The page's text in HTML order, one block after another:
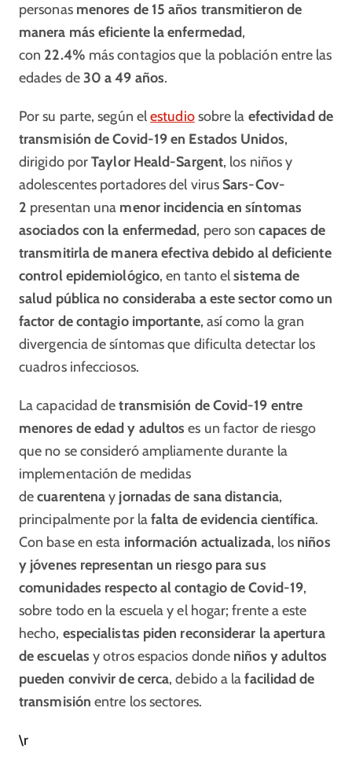
personas menores de 15 años transmitieron de
manera más eficiente la enfermedad,
con 22.4% más contagios que la población entre las
edades de30 a 49 años.
Por su parte, según elestudiosobre la efectividad de
transmisión de Covid-19 en Estados Unidos,
dirigido porTaylor Heald-Sargent, los niños y
adolescentes portadores del virus Sars-Cov-
2 presentan una menor incidencia en síntomas
asociados con la enfermedad, pero soncapaces de
transmitirla de manera efectiva debido al deficiente
control epidemiológico, en tanto elsistema de
salud pública no consideraba a este sector como un
factor de contagio importante, así como la gran
divergencia de síntomas que dificulta detectar los
cuadros infecciosos.
La capacidad detransmisión de Covid-19 entre
menores de edad y adultos es un factor de riesgo
que no se consideró ampliamente durante la
implementación de medidas
decuarentenay jornadas de sana distancia,
principalmente por lafalta de evidencia científica.
Con base en esta información actualizada, los niños
y jóvenes representan un riesgo para sus
comunidades respecto al contagio de Covid-19,
sobre todo en la escuela y el hogar; frente a este
hecho, especialistas piden reconsiderar la apertura
de escuelas y otros espacios donde niños y adultos
pueden convivir de cerca, debido a lafacilidad de
transmisión entre los sectores.
\r